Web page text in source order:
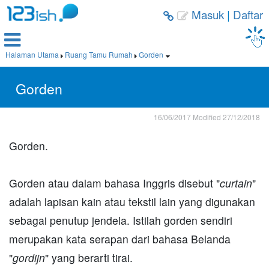
  Masuk| Daftar

Halaman Utama  Ruang Tamu Rumah  Gorden 
Gorden
16/06/2017 Modified 27/12/2018
Gorden.
Gorden atau dalam bahasa Inggris disebut "curtain"
adalah lapisan kain atau tekstil lain yang digunakan
sebagai penutup jendela. Istilah gorden sendiri
merupakan kata serapan dari bahasa Belanda
"gordijn" yang berarti tirai.